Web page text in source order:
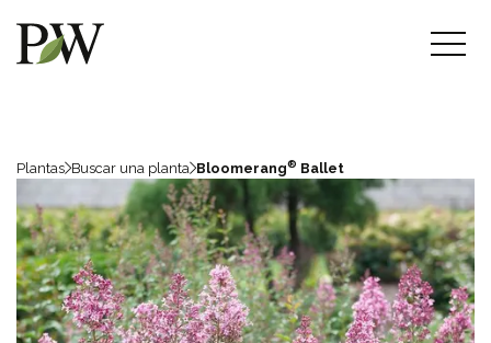
Plantas Buscar una planta Bloomerang® Ballet